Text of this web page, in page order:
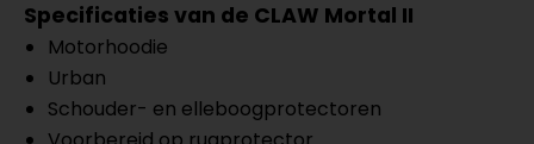
Specificaties van de CLAW Mortal II
Motorhoodie
Urban
Schouder- en elleboogprotectoren